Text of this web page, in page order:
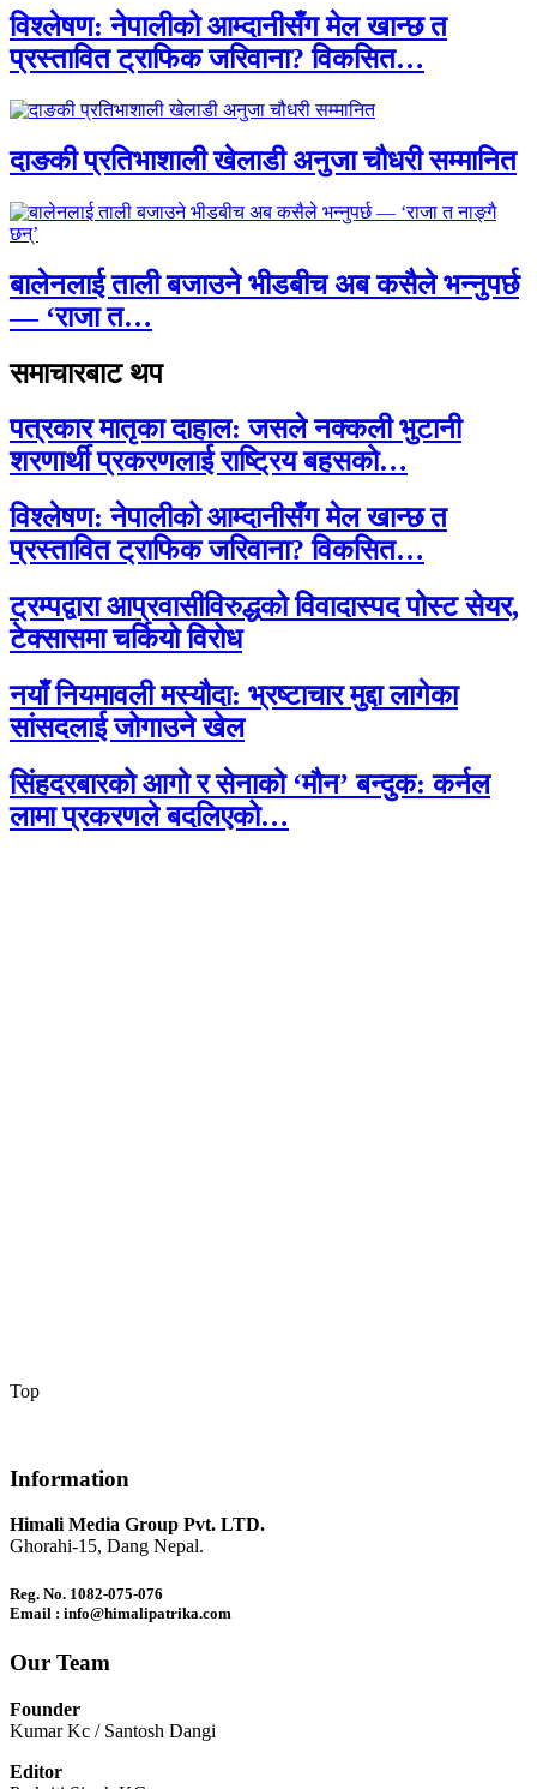
विश्लेषण: नेपालीको आम्दानीसँग मेल खान्छ त
प्रस्तावित ट्राफिक जरिवाना? विकसित…
दाङकी प्रतिभाशाली खेलाडी अनुजा चौधरी सम्मानित
बालेनलाई ताली बजाउने भीडबीच अब कसैले भन्नुपर्छ
— ‘राजा त…
समाचारबाट थप
पत्रकार मातृका दाहाल: जसले नक्कली भुटानी
शरणार्थी प्रकरणलाई राष्ट्रिय बहसको…
विश्लेषण: नेपालीको आम्दानीसँग मेल खान्छ त
प्रस्तावित ट्राफिक जरिवाना? विकसित…
ट्रम्पद्वारा आप्रवासीविरुद्धको विवादास्पद पोस्ट सेयर,
टेक्सासमा चर्कियो विरोध
नयाँ नियमावली मस्यौदा: भ्रष्टाचार मुद्दा लागेका
सांसदलाई जोगाउने खेल
सिंहदरबारको आगो र सेनाको ‘मौन’ बन्दुक: कर्नल
लामा प्रकरणले बदलिएको…
Top
Information
Himali Media Group Pvt. LTD.
Ghorahi-15, Dang Nepal.
Reg. No. 1082-075-076
Email : info@himalipatrika.com
Our Team
Founder
Kumar Kc / Santosh Dangi
Editor